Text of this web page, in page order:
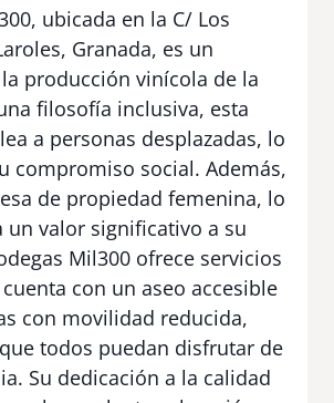
ubicada en la C/ Los
Granada, es un
producción vinícola de la
filosofía inclusiva, esta
a personas desplazadas, lo
compromiso social. Además,
de propiedad femenina, lo
un valor significativo a su
Mil300 ofrece servicios
con un aseo accesible
con movilidad reducida,
todos puedan disfrutar de
Su dedicación a la calidad